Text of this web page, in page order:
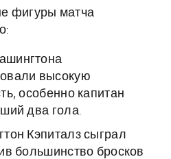
фигуры матча
высокую
особенно капитан
два гола.
Кэпиталз сыграл
большинство бросков